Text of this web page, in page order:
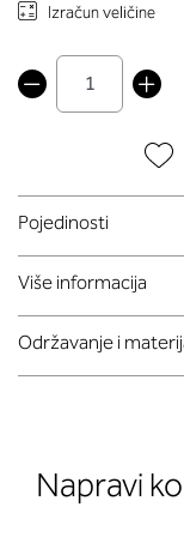
Izračun veličine
Pojedinosti
Više informacija
Održavanje i
Napravi